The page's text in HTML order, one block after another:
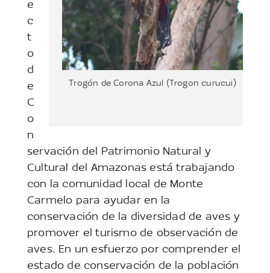
Trogón de Corona Azul (Trogon curucui)
e
c
t
o
d
e
C
o
n
servación del Patrimonio Natural y
Cultural del Amazonas está trabajando
con la comunidad local de Monte
Carmelo para ayudar en la
conservación de la diversidad de aves y
promover el turismo de observación de
aves. En un esfuerzo por comprender el
estado de conservación de la población